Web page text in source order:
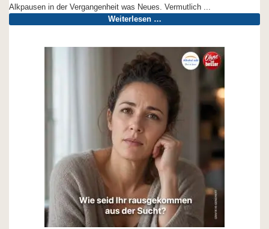
Alkpausen in der Vergangenheit was Neues. Vermutlich ...
Weiterlesen …